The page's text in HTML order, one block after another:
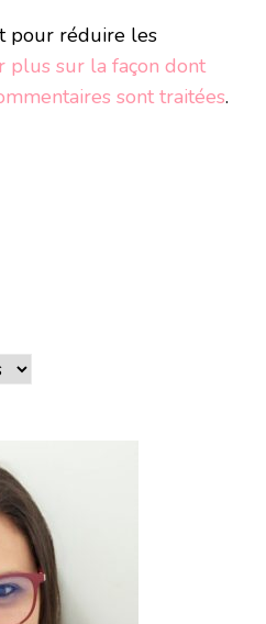
pour réduire les
plus sur la façon dont
sont traitées.